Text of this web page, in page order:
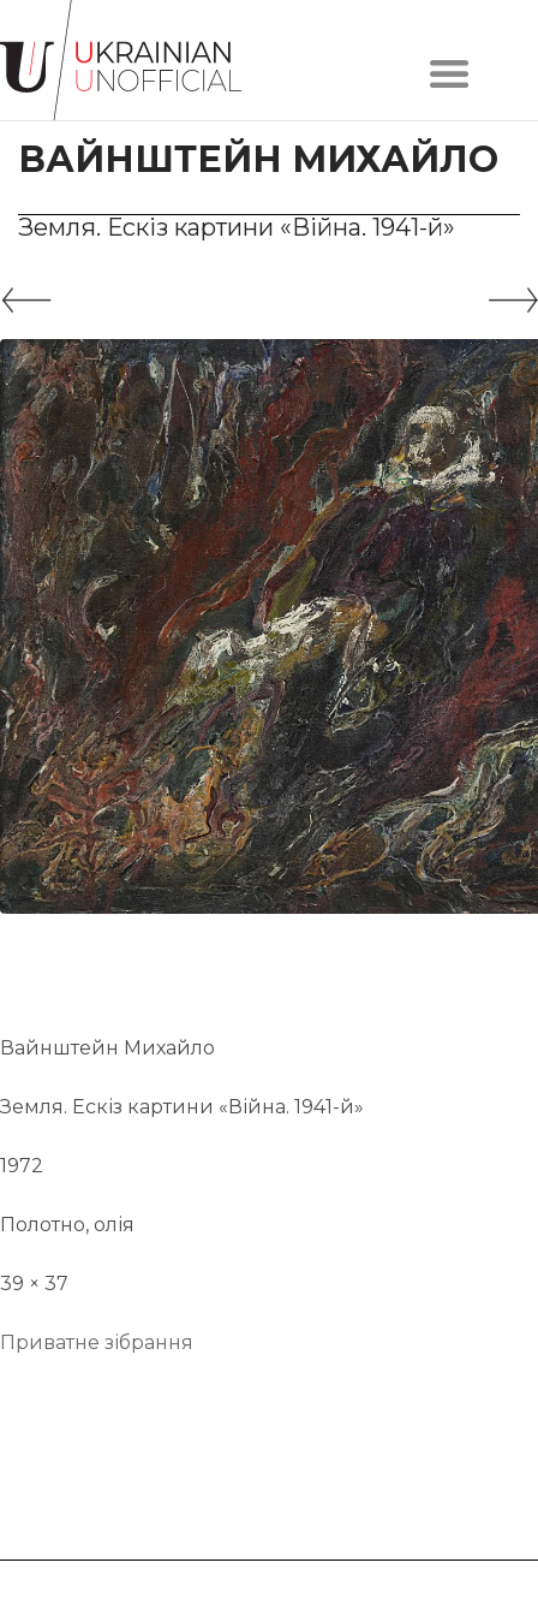
Головна
Про
проєкт
Художники
Твори
Контакти
#KYIV
#LVIV
UA
ENG
ВАЙНШТЕЙН МИХАЙЛО
Земля. Ескіз картини «Війна. 1941-й»
Вайнштейн Михайло
Земля. Ескіз картини «Війна. 1941-й»
1972
Полотно, олія
39 × 37
Приватне зібрання